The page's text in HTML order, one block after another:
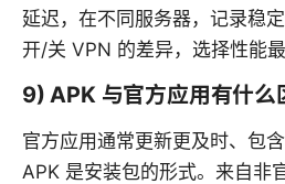
延迟，在不同服务器，记录稳
开/关 VPN 的差异，选择性能最
9) APK 与官方应用有什么
官方应用通常更新更及时、包
APK 是安装包的形式。来自非